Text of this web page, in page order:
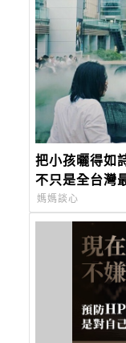
把小孩曬得如
不只是全台灣
美得超有靈氣
媽媽談心